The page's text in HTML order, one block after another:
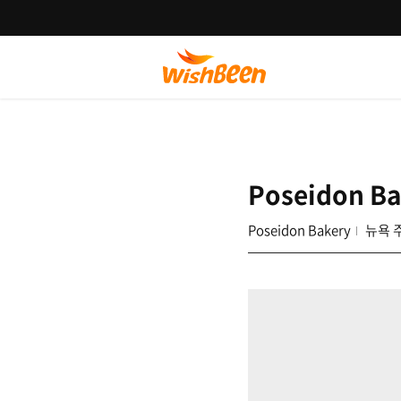
Poseidon
Poseidon Bakery 뉴욕